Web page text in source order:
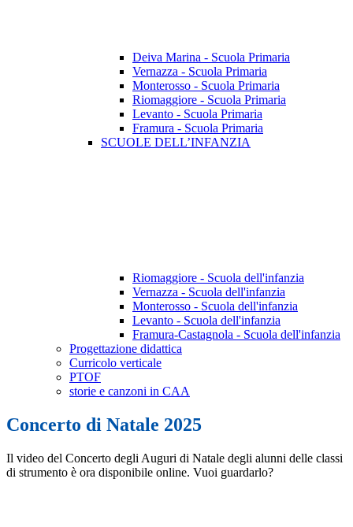
Deiva Marina - Scuola Primaria
Vernazza - Scuola Primaria
Monterosso - Scuola Primaria
Riomaggiore - Scuola Primaria
Levanto - Scuola Primaria
Framura - Scuola Primaria
SCUOLE DELL’INFANZIA
Riomaggiore - Scuola dell'infanzia
Vernazza - Scuola dell'infanzia
Monterosso - Scuola dell'infanzia
Levanto - Scuola dell'infanzia
Framura-Castagnola - Scuola dell'infanzia
Progettazione didattica
Curricolo verticale
PTOF
storie e canzoni in CAA
Concerto di Natale 2025
Il video del Concerto degli Auguri di Natale degli alunni delle classi
di strumento è ora disponibile online. Vuoi guardarlo?